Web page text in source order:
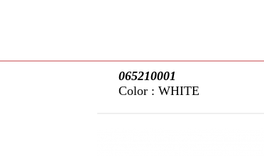
065210001
Color : WHITE